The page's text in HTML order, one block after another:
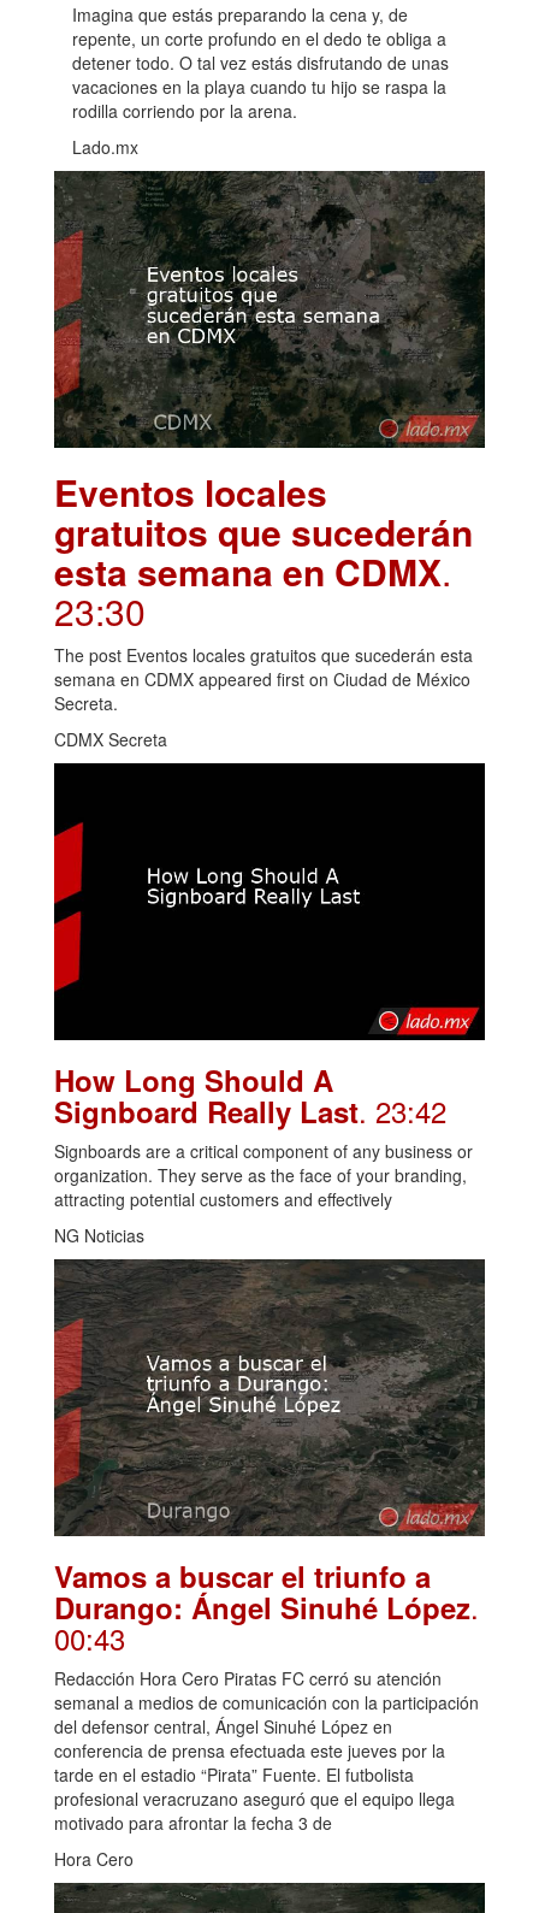
Imagina que estás preparando la cena y, de
repente, un corte profundo en el dedo te obliga a
detener todo. O tal vez estás disfrutando de unas
vacaciones en la playa cuando tu hijo se raspa la
rodilla corriendo por la arena.
Lado.mx
Eventos locales
gratuitos que sucederán
esta semana en CDMX.
23:30
The post Eventos locales gratuitos que sucederán esta
semana en CDMX appeared first on Ciudad de México
Secreta.
CDMX Secreta
How Long Should A
Signboard Really Last. 23:42
Signboards are a critical component of any business or
organization. They serve as the face of your branding,
attracting potential customers and effectively
NG Noticias
Vamos a buscar el triunfo a
Durango: Ángel Sinuhé López.
00:43
Redacción Hora Cero Piratas FC cerró su atención
semanal a medios de comunicación con la participación
del defensor central, Ángel Sinuhé López en
conferencia de prensa efectuada este jueves por la
tarde en el estadio “Pirata” Fuente. El futbolista
profesional veracruzano aseguró que el equipo llega
motivado para afrontar la fecha 3 de
Hora Cero